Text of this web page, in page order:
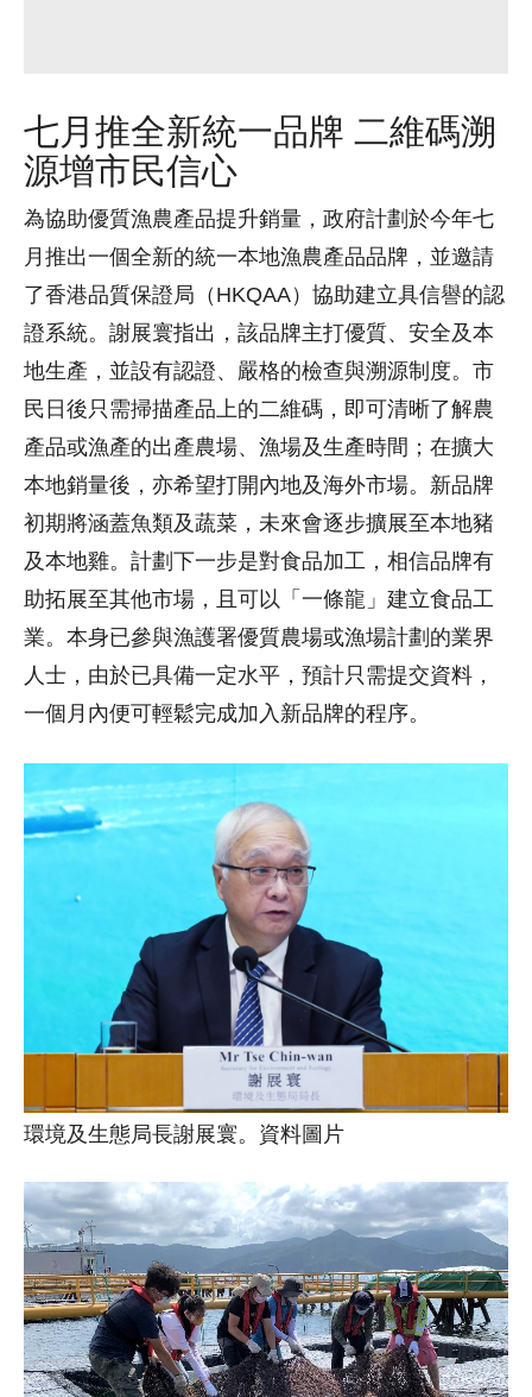
七月推全新統一品牌 二維碼溯
源增市民信心
為協助優質漁農產品提升銷量，政府計劃於今年七
月推出一個全新的統一本地漁農產品品牌，並邀請
了香港品質保證局（HKQAA）協助建立具信譽的認
證系統。謝展寰指出，該品牌主打優質、安全及本
地生產，並設有認證、嚴格的檢查與溯源制度。市
民日後只需掃描產品上的二維碼，即可清晰了解農
產品或漁產的出產農場、漁場及生產時間；在擴大
本地銷量後，亦希望打開內地及海外市場。新品牌
初期將涵蓋魚類及蔬菜，未來會逐步擴展至本地豬
及本地雞。計劃下一步是對食品加工，相信品牌有
助拓展至其他市場，且可以「一條龍」建立食品工
業。本身已參與漁護署優質農場或漁場計劃的業界
人士，由於已具備一定水平，預計只需提交資料，
一個月內便可輕鬆完成加入新品牌的程序。
環境及生態局長謝展寰。資料圖片